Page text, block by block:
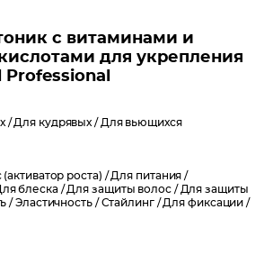
структуру;
стимулирует кровообращение в коже
волосяные луковицы и предотвращает
каштана способны поглощать вредные
тоник Эстель открывает абсолютно
для ежедневного домашнего стайлинга!
тоники для волос от Estel Professional
удивительно красивые и роскошные
с витаминами и
для укрепления
Professional
/Для кудрявых / Для вьющихся
роста) /Для питания /
блеска /Для защиты волос / Для защиты
/Эластичность /Стайлинг /Для фиксации /